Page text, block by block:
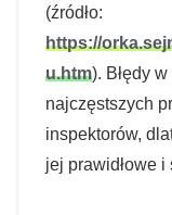
(źródło:
https://
u.htm). Błędy
najczęstszych
inspektorów,
jej prawidłowe